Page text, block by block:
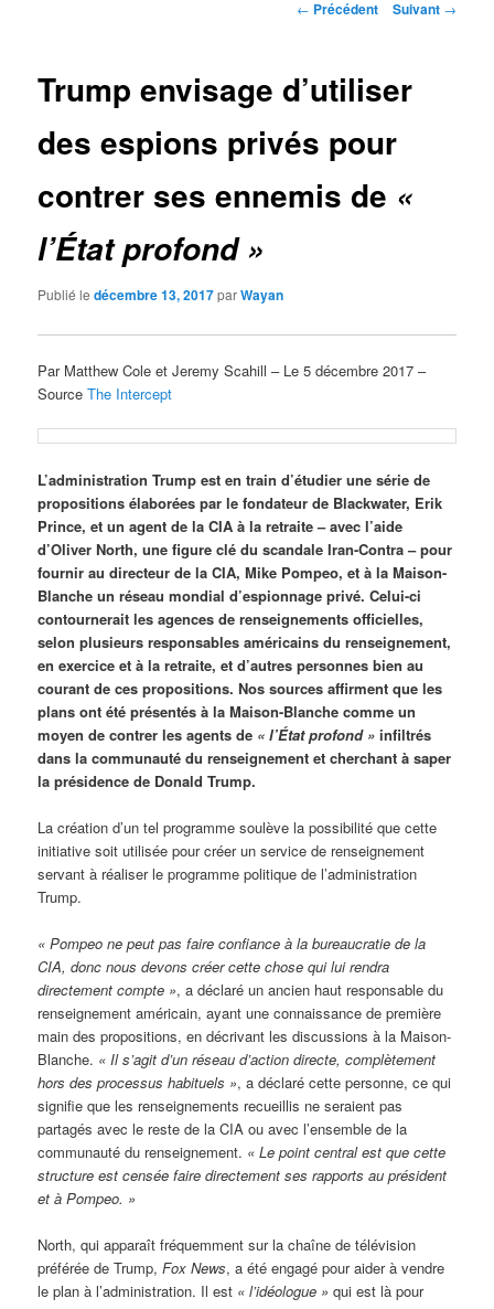
Navigation
← Précédent Suivant →
Trump envisage d’utiliser
des espions privés pour
contrer ses ennemis de «
l’État profond »
Publié ledécembre 13, 2017parWayan
Par Matthew Cole et Jeremy Scahill – Le 5 décembre 2017 –
SourceThe Intercept
L’administration Trump est en train d’étudier une série de
propositions élaborées par le fondateur de Blackwater, Erik
Prince, et un agent de la CIA à la retraite – avec l’aide
d’Oliver North, une figure clé du scandale Iran-Contra – pour
fournir au directeur de la CIA, Mike Pompeo, et à la Maison-
Blanche un réseau mondial d’espionnage privé. Celui-ci
contournerait les agences de renseignements officielles,
selon plusieurs responsables américains du renseignement,
en exercice et à la retraite, et d’autres personnes bien au
courant de ces propositions. Nos sources affirment que les
plans ont été présentés à la Maison-Blanche comme un
moyen de contrer les agents de « l’État profond » infiltrés
dans la communauté du renseignement et cherchant à saper
la présidence de Donald Trump.
La création d’un tel programme soulève la possibilité que cette
initiative soit utilisée pour créer un service de renseignement
servant à réaliser le programme politique de l’administration
Trump.
« Pompeo ne peut pas faire confiance à la bureaucratie de la
CIA, donc nous devons créer cette chose qui lui rendra
directement compte », a déclaré un ancien haut responsable du
renseignement américain, ayant une connaissance de première
main des propositions, en décrivant les discussions à la Maison-
Blanche. « Il s’agit d’un réseau d’action directe, complètement
hors des processus habituels », a déclaré cette personne, ce qui
signifie que les renseignements recueillis ne seraient pas
partagés avec le reste de la CIA ou avec l’ensemble de la
communauté du renseignement. « Le point central est que cette
structure est censée faire directement ses rapports au président
et à Pompeo. »
North, qui apparaît fréquemment sur la chaîne de télévision
préférée de Trump,Fox News, a été engagé pour aider à vendre
le plan à l’administration. Il est « l’idéologue » qui est là pour